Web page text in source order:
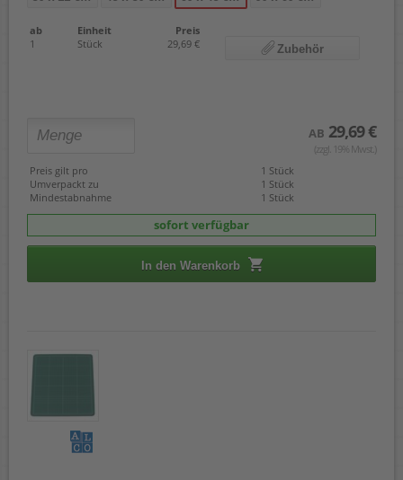
ab Einheit
Preis
1
Stück 29,69 € Zubehör
AB 29,69 €
(zzgl. 19% Mwst.)
Preis gilt pro
1 Stück
Umverpackt zu
1 Stück
Mindestabnahme
1 Stück
sofort verfügbar
In den Warenkorb